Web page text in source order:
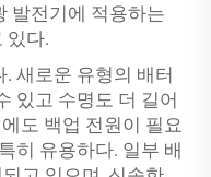
발전기에 적용하는
있다.
새로운 유형의 배터
있고 수명도 더 길어
도 백업 전원이 필요
히 유용하다. 일부 배